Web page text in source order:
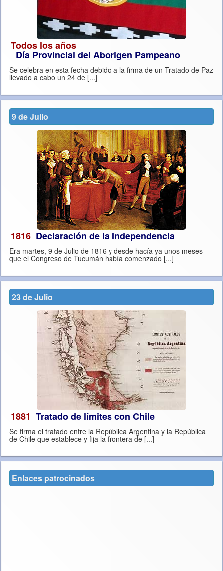
Todos los años
Día Provincial del Aborigen Pampeano
Se celebra en esta fecha debido a la firma de un Tratado de Paz
llevado a cabo un 24 de [...]
9 de Julio
1816 Declaración de la Independencia
Era martes, 9 de Julio de 1816 y desde hacía ya unos meses
que el Congreso de Tucumán había comenzado [...]
23 de Julio
1881 Tratado de límites con Chile
Se firma el tratado entre la República Argentina y la República
de Chile que establece y fija la frontera de [...]
Enlaces patrocinados